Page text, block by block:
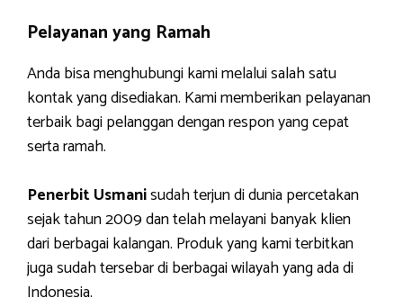
Pelayanan yang Ramah
Anda bisa menghubungi kami melalui salah satu
kontak yang disediakan. Kami memberikan pelayanan
terbaik bagi pelanggan dengan respon yang cepat
serta ramah.
Penerbit Usmanisudah terjun di dunia percetakan
sejak tahun 2009 dan telah melayani banyak klien
dari berbagai kalangan. Produk yang kami terbitkan
juga sudah tersebar di berbagai wilayah yang ada di
Indonesia.